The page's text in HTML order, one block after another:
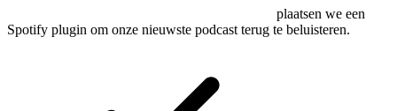
plaatsen we een
Spotify plugin om onze nieuwste podcast terug te beluisteren.